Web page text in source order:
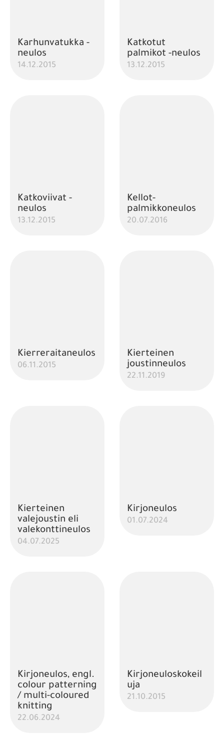
Karhunvatukka -
neulos
14.12.2015
Katkotut
palmikot -neulos
13.12.2015
Katkoviivat -
neulos
13.12.2015
Kellot-
palmikkoneulos
20.07.2016
Kierreraitaneulos
06.11.2015
Kierteinen
joustinneulos
22.11.2019
Kierteinen
valejoustin eli
valekonttineulos
04.07.2025
Kirjoneulos
01.07.2024
Kirjoneulos, engl.
colour patterning
/ multi-coloured
knitting
22.06.2024
Kirjoneuloskokeil
uja
21.10.2015